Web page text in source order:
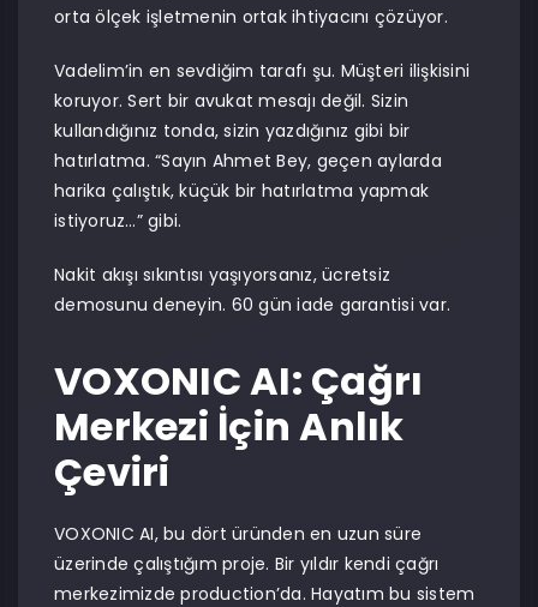
orta ölçek işletmenin ortak ihtiyacını çözüyor.
Vadelim’in en sevdiğim tarafı şu. Müşteri ilişkisini
koruyor. Sert bir avukat mesajı değil. Sizin
kullandığınız tonda, sizin yazdığınız gibi bir
hatırlatma. “Sayın Ahmet Bey, geçen aylarda
harika çalıştık, küçük bir hatırlatma yapmak
istiyoruz…” gibi.
Nakit akışı sıkıntısı yaşıyorsanız, ücretsiz
demosunu deneyin. 60 gün iade garantisi var.
VOXONIC AI: Çağrı
Merkezi İçin Anlık
Çeviri
VOXONIC AI, bu dört üründen en uzun süre
üzerinde çalıştığım proje. Bir yıldır kendi çağrı
merkezimizde production’da. Hayatım bu sistem